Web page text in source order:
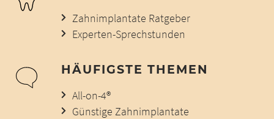
Zahnimplantate Ratgeber
Experten-Sprechstunden
HÄUFIGSTE THEMEN
All-on-4®
Günstige Zahnimplantate